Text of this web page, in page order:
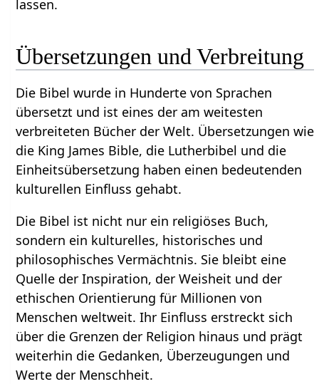
lassen.
Übersetzungen und Verbreitung
Die Bibel wurde in Hunderte von Sprachen
übersetzt und ist eines der am weitesten
verbreiteten Bücher der Welt. Übersetzungen wie
die King James Bible, die Lutherbibel und die
Einheitsübersetzung haben einen bedeutenden
kulturellen Einfluss gehabt.
Die Bibel ist nicht nur ein religiöses Buch,
sondern ein kulturelles, historisches und
philosophisches Vermächtnis. Sie bleibt eine
Quelle der Inspiration, der Weisheit und der
ethischen Orientierung für Millionen von
Menschen weltweit. Ihr Einfluss erstreckt sich
über die Grenzen der Religion hinaus und prägt
weiterhin die Gedanken, Überzeugungen und
Werte der Menschheit.